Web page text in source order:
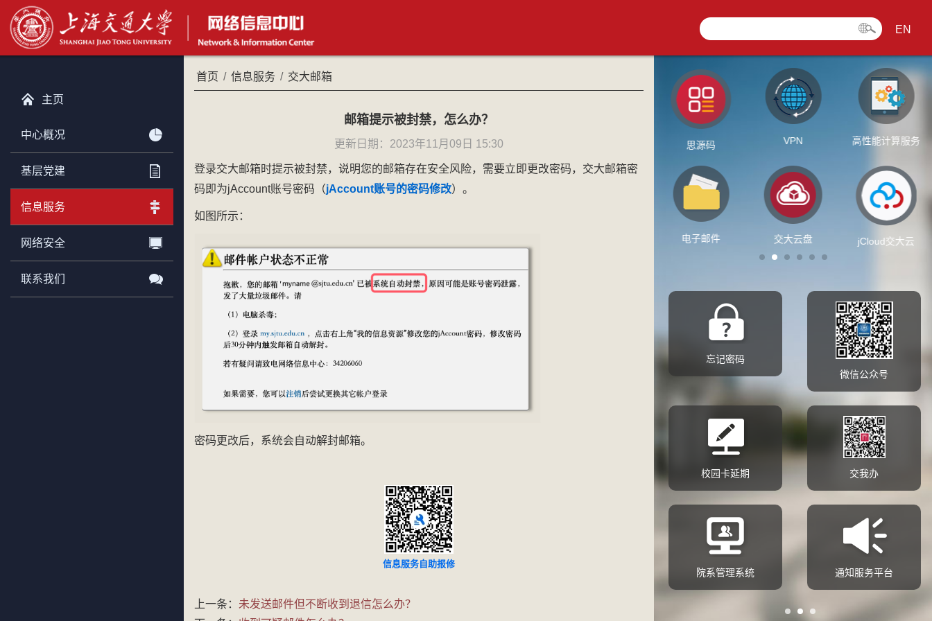
EN
主页
中心概况
基层党建
信息服务
网络安全
联系我们
首页 / 信息服务 / 交大邮箱
邮箱提示被封禁，怎么办？
更新日期：2023年11月09日 15:30
登录交大邮箱时提示被封禁，说明您的邮箱存在安全风险，需要立即更改密码，交大邮箱密
码即为jAccount账号密码（jAccount账号的密码修改）。
如图所示：
密码更改后，系统会自动解封邮箱。
信息服务自助报修
上一条： 未发送邮件但不断收到退信怎么办？
思源码
电子邮件
VPN
交大云盘
高性能计算服务
jCloud交大云
忘记密码
校园卡延期
院系管理系统
微信公众号
交我办
通知服务平台